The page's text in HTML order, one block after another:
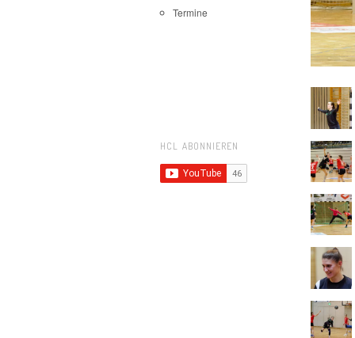
Termine
HCL ABONNIEREN